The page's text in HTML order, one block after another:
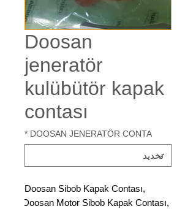
Doosan
jeneratör
kulübütör kapak
contası
DOOSAN JENERATÖR CONTA
*
Doosan Sibob Kapak Contası,
Doosan Motor Sibob Kapak Contası,